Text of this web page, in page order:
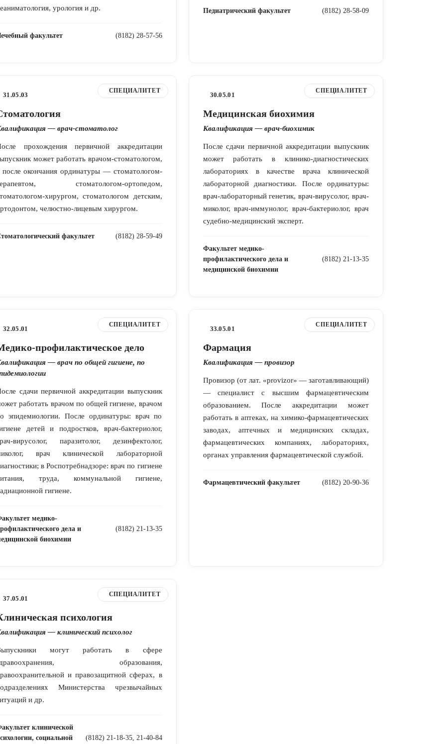
урология и др.
факультет (8182) 28-57-56
Педиатрический факультет (8182) 28-58-09
СПЕЦИАЛИТЕТ
31.05.03
— врач-стоматолог
прохождения первичной аккредитации
может работать врачом-стоматологом,
после окончания ординатуры — стоматологом-
стоматологом-ортопедом,
хирургом, стоматологом детским,
челюстно-лицевым хирургом.
факультет (8182) 28-59-49
СПЕЦИАЛИТЕТ
30.05.01
Медицинская биохимия
Квалификация — врач-биохимик
После сдачи первичной аккредитации выпускник
может работать в клинико-диагностических
лабораториях в качестве врача клинической
лабораторной диагностики. После ординатуры:
врач-лабораторный генетик, врач-вирусолог, врач-
миколог, врач-иммунолог, врач-бактериолог, врач
судебно-медицинский эксперт.
Факультет медико-
профилактического дела и
медицинской биохимии
(8182) 21-13-35
СПЕЦИАЛИТЕТ
32.05.01
профилактическое дело
— врач по общей гигиене, по
сдачи первичной аккредитации выпускник
работать врачом по общей гигиене, врачом
эпидемиологии. После ординатуры: врач по
детей и подростков, врач-бактериолог,
вирусолог, паразитолог, дезинфектолог,
врач клинической лабораторной
в Роспотребнадзоре: врач по гигиене
труда, коммунальной гигиене,
гигиене.
медико-
дела и
биохимии
(8182) 21-13-35
СПЕЦИАЛИТЕТ
33.05.01
Фармация
Квалификация — провизор
Провизор (от лат. «provizor» — заготавливающий)
— специалист с высшим фармацевтическим
образованием. После аккредитации может
работать в аптеках, на химико-фармацевтических
заводах, аптечных и медицинских складах,
фармацевтических компаниях, лабораториях,
органах управления фармацевтической службой.
Фармацевтический факультет (8182) 20-90-36
СПЕЦИАЛИТЕТ
37.05.01
психология
— клинический психолог
могут работать в сфере
образования,
и правозащитной сферах, в
Министерства чрезвычайных
и др.
клинической
социальной
(8182) 21-18-35, 21-40-84